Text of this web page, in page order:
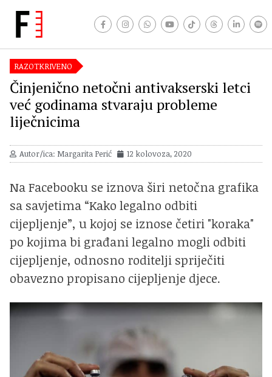
RAZOTKRIVENO
Činjenično netočni antivakserski letci
već godinama stvaraju probleme
liječnicima
Autor/ica: Margarita Perić 12 kolovoza, 2020
Na Facebooku se iznova širi netočna grafika
sa savjetima “Kako legalno odbiti
cijepljenje”, u kojoj se iznose četiri "koraka"
po kojima bi građani legalno mogli odbiti
cijepljenje, odnosno roditelji spriječiti
obavezno propisano cijepljenje djece.